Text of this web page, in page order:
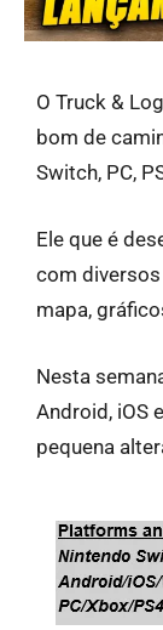
O Truck &
bom de
Switch, PC,
Ele que é
com
mapa,
Nesta
Android, iOS
pequena